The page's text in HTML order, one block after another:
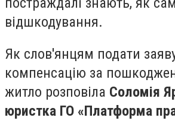
відшкодування.
Як слов'янцям подати
компенсацію за
житло розповіла Соломія
юристка ГО «Платформа